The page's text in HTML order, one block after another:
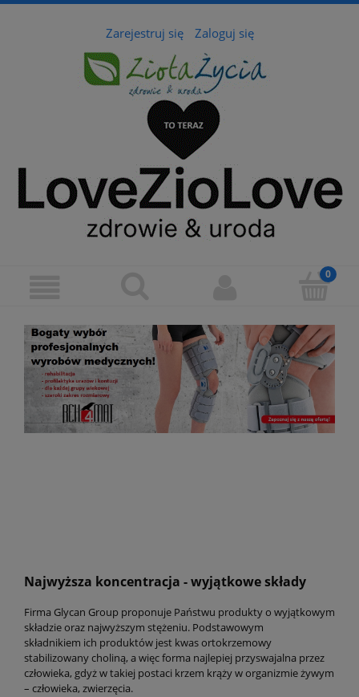
Zarejestruj się Zaloguj się
Najwyższa koncentracja - wyjątkowe składy
Firma Glycan Group proponuje Państwu produkty o wyjątkowym
składzie oraz najwyższym stężeniu. Podstawowym
składnikiem ich produktów jest kwas ortokrzemowy
stabilizowany choliną, a więc forma najlepiej przyswajalna przez
człowieka, gdyż w takiej postaci krzem krąży w organizmie żywym
– człowieka, zwierzęcia.